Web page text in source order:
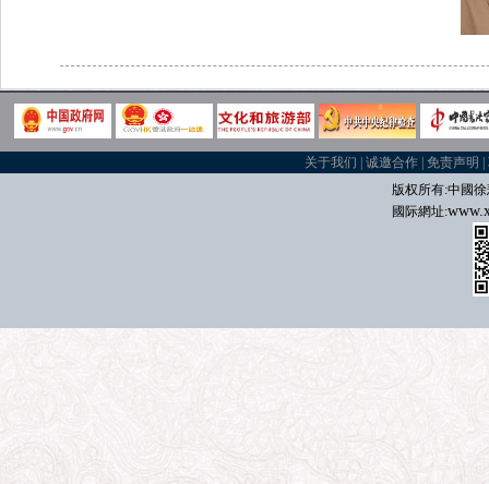
关于我们 |诚邀合作 |免责声明 |
版权所有:中國
國际網址: